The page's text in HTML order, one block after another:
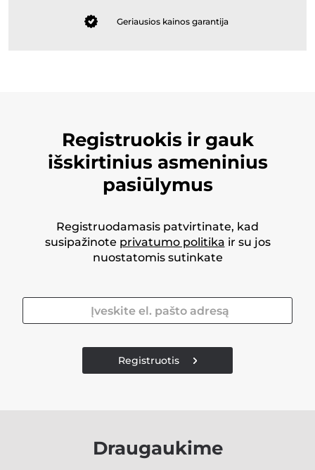
Geriausios kainos garantija
Registruokis ir gauk
išskirtinius asmeninius
pasiūlymus
Registruodamasis patvirtinate, kad
susipažinote privatumo politika ir su jos
nuostatomis sutinkate
Registruotis
Draugaukime